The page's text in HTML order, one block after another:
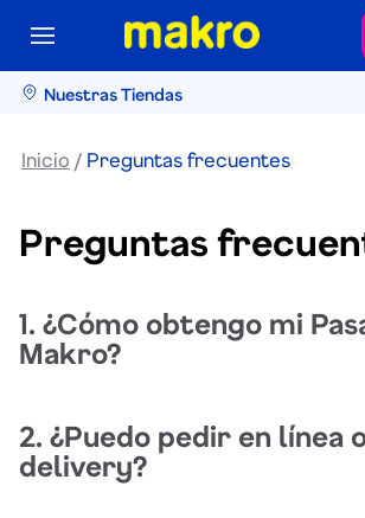
Nuestras Tiendas
Inicio Preguntas frecuentes
Preguntas
¿Cómo obtengo mi
Makro?
servicio al cliente de la tienda en
tus compras y presentar tu DNI o
¿Puedo pedir en línea
delivery?